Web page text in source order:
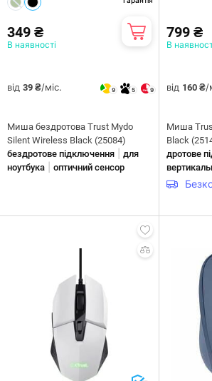
349 ₴
В наявності
від 39 ₴/міс. 9 5 9
Миша бездротова Trust Mydo
Silent Wireless Black (25084)
бездротове підключення
для
ноутбука
оптичний сенсор
799 ₴
В
від 160 ₴/
Миша
Black
дротове